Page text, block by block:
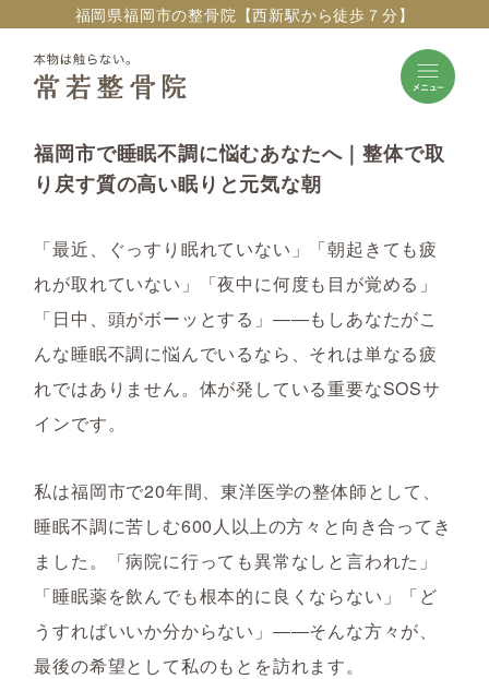
福岡県福岡市の整骨院【西新駅から徒歩７分】
福岡市で睡眠不調に悩むあなたへ｜整体で取
り戻す質の高い眠りと元気な朝
「最近、ぐっすり眠れていない」「朝起きても疲
れが取れていない」「夜中に何度も目が覚める」
「日中、頭がボーッとする」――もしあなたがこ
んな睡眠不調に悩んでいるなら、それは単なる疲
れではありません。体が発している重要なSOSサ
インです。
私は福岡市で20年間、東洋医学の整体師として、
睡眠不調に苦しむ600人以上の方々と向き合ってき
ました。「病院に行っても異常なしと言われた」
「睡眠薬を飲んでも根本的に良くならない」「ど
うすればいいか分からない」――そんな方々が、
最後の希望として私のもとを訪れます。